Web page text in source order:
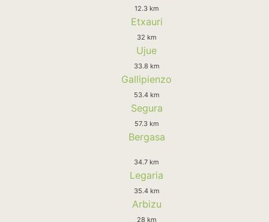
12.3 km
Etxauri
32 km
Ujue
33.8 km
Gallipienzo
53.4 km
Segura
57.3 km
Bergasa
34.7 km
Legaria
35.4 km
Arbizu
28 km